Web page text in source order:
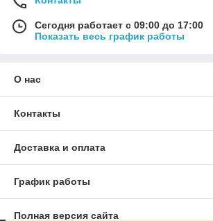
Сегодня работает с 09:00 до 17:00
Показать весь график работы
О нас
Контакты
Доставка и оплата
График работы
Полная версия сайта